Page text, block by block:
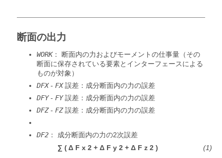
断面の出力
WORK： 断面内の力およびモーメントの仕事量（その
断面に保存されている要素とインターフェースによる
ものが対象）
DFX- FX誤差：成分断面内の力の誤差
DFY- FY誤差：成分断面内の力の誤差
DFZ- FZ誤差：成分断面内の力の誤差
DF2 ： 成分断面内の力の2次誤差
∑ (Δ F x 2 + Δ F y 2 + Δ F z 2 )